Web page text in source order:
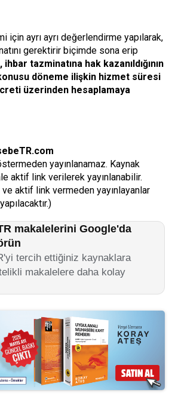
için ayrı ayrı değerlendirme yapılarak,
gerektirir biçimde sona erip
, ihbar tazminatına hak kazanıldığının
döneme ilişkin hizmet süresi
üzerinden hesaplamaya
yayınlanamaz. Kaynak
aktif link verilerek yayınlanabilir.
aktif link vermeden yayınlayanlar
makalelerini Google'da
tercih ettiğiniz kaynaklara
makalelere daha kolay